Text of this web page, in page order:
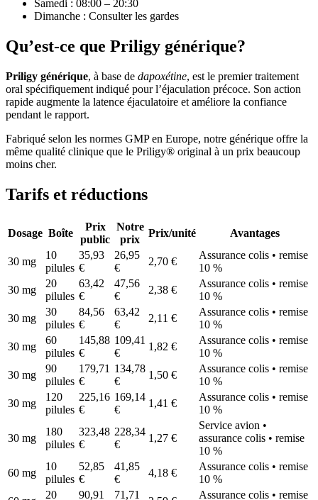
Samedi : 08:00 – 20:30
Dimanche : Consulter les gardes
Qu’est-ce que Priligy générique?
Priligy générique, à base de dapoxétine, est le premier traitement
oral spécifiquement indiqué pour l’éjaculation précoce. Son action
rapide augmente la latence éjaculatoire et améliore la confiance
pendant le rapport.
Fabriqué selon les normes GMP en Europe, notre générique offre la
même qualité clinique que le Priligy® original à un prix beaucoup
moins cher.
Tarifs et réductions
Dosage Boîte
Prix
public
Notre
prix
Prix/unité Avantages
30 mg
10
pilules
35,93
€
26,95
€
2,70 €
Assurance colis • remise
10 %
30 mg
20
pilules
63,42
€
47,56
€
2,38 €
Assurance colis • remise
10 %
30 mg
30
pilules
84,56
€
63,42
€
2,11 €
Assurance colis • remise
10 %
30 mg
60
pilules
145,88
€
109,41
€
1,82 €
Assurance colis • remise
10 %
30 mg
90
pilules
179,71
€
134,78
€
1,50 €
Assurance colis • remise
10 %
30 mg
120
pilules
225,16
€
169,14
€
1,41 €
Assurance colis • remise
10 %
30 mg
180
pilules
323,48
€
228,34
€
1,27 €
Service avion •
assurance colis • remise
10 %
60 mg
10
pilules
52,85
€
41,85
€
4,18 €
Assurance colis • remise
10 %
20
90,91
71,71
Assurance colis • remise